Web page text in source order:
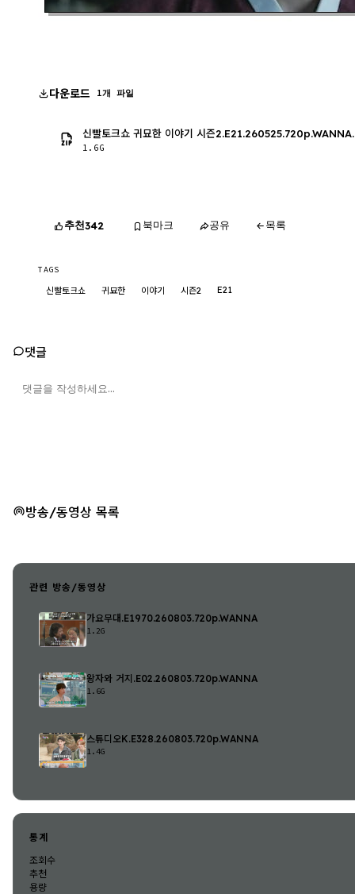
다운로드 1개 파일
신빨토크쇼 귀묘한 이야기 시즌
1.6G
추천342 북마크 공유 목록
TAGS
신빨토크쇼 귀묘한 이야기 시즌2 E21
댓글
방송/동영상 목록
관련 방송/동영상
가요무대.E1970.260803.720p.WANNA
1.2G
왕자와 거지.E02.260803.720p.WANNA
1.6G
스튜디오K.E328.260803.720p.WANNA
1.4G
통계
조회수
추천
용량